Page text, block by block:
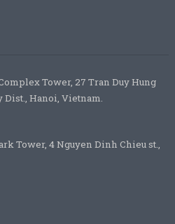
Tower, 27 Tran Duy Hung
Dist., Hanoi, Vietnam.
Tower, 4 Nguyen Dinh Chieu st.,